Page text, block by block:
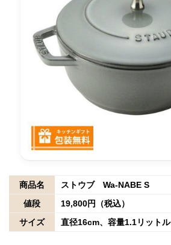
商品名
ストウブ Wa-NABE S
値段
19,800円（税込）
サイズ
直径16cm、容量1.1リットル